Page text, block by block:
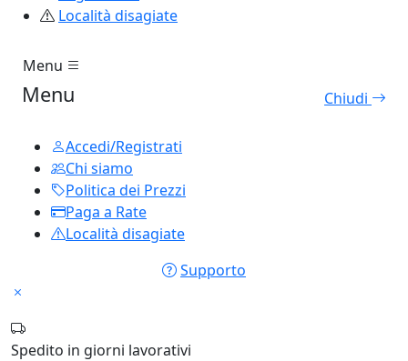
Località disagiate
Menu
Menu Chiudi
Accedi/Registrati
Chi siamo
Politica dei Prezzi
Paga a Rate
Località disagiate
Supporto
Spedito in giorni lavorativi